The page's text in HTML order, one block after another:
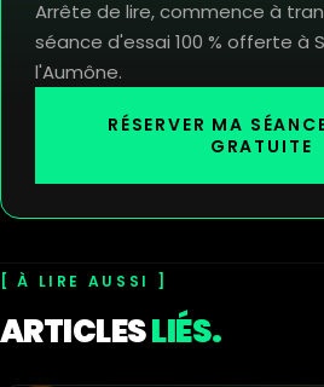
Arrête de lire, commence à
séance d'essai 100 % offerte à
l'Aumône.
RÉSERVER MA
GRATUITE
À LIRE AUSSI
ARTICLESLIÉS.